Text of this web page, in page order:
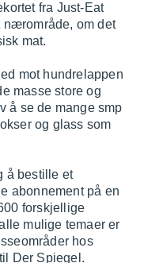
fra Just-Eat
nærområde, om det
mat.
mot hundrelappen
masse store og
å se de mange smp
og glass som
å bestille et
abonnement på en
forskjellige
mulige temaer er
hos
Der Spiegel.